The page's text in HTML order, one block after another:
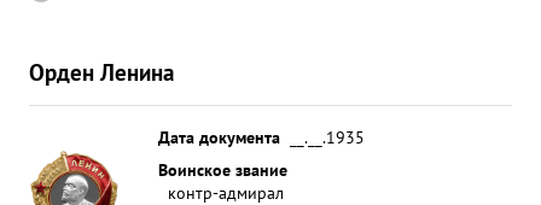
Орден Ленина
Дата документа
__.__.1935
Воинское звание
контр-адмирал